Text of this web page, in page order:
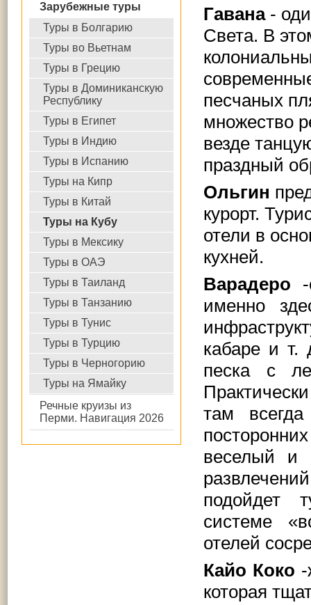
Зарубежные туры
Туры в Болгарию
Туры во Вьетнам
Туры в Грецию
Туры в Доминиканскую
Республику
Туры в Египет
Туры в Индию
Туры в Испанию
Туры на Кипр
Туры в Китай
Туры на Кубу
Туры в Мексику
Туры в ОАЭ
Туры в Таиланд
Туры в Танзанию
Туры в Тунис
Туры в Турцию
Туры в Черногорию
Туры на Ямайку
Речные круизы из
Перми. Навигация 2026
Гавана-
Света. В
песчаных
множество
везде
праздный
Ольгин
курорт.
отели в
кухней.
Варадеро
именно
кабаре и
песка с
там
веселый и
подойдет
системе
отелей
Кайо Коко
которая